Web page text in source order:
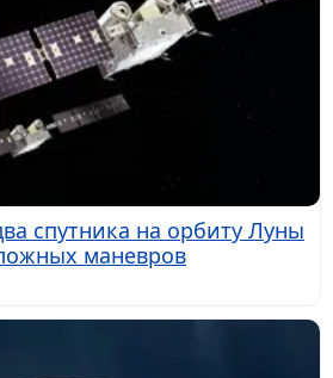
спутника на орбиту Луны
маневров